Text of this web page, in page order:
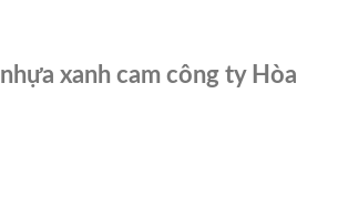
xanh cam công ty Hòa